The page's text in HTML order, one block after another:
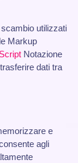
utilizzati
Markup
Notazione
dati tra
e
agli